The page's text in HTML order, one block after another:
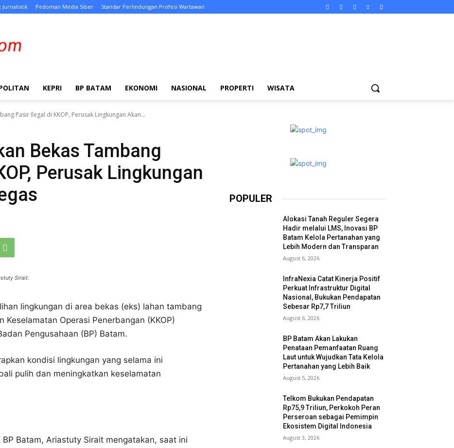
Jurnalistik Pedoman Media Siber Standar Perlindungan Profesi Wartawan
KEPRI BP BATAM EKONOMI NASIONAL PROPERTI WISATA
Pasir Ilegal di KKOP, Perusak Lingkungan Akan...
Bekas Tambang
Perusak Lingkungan
Sirait.
lingkungan di area bekas (eks) lahan tambang
Keselamatan Operasi Penerbangan (KKOP)
Pengusahaan (BP) Batam.
kondisi lingkungan yang selama ini
pulih dan meningkatkan keselamatan
Batam, Ariastuty Sirait mengatakan, saat ini
POPULER
Alokasi Tanah Reguler Segera
Hadir melalui LMS, Inovasi BP
Batam Kelola Pertanahan yang
Lebih Modern dan Transparan
August 6, 2026
InfraNexia Catat Kinerja Positif
Perkuat Infrastruktur Digital
Nasional, Bukukan Pendapatan
Sebesar Rp7,7 Triliun
August 6, 2026
BP Batam Akan Lakukan
Penataan Pemanfaatan Ruang
Laut untuk Wujudkan Tata Kelola
Pertanahan yang Lebih Baik
August 5, 2026
Telkom Bukukan Pendapatan
Rp75,9 Triliun, Perkokoh Peran
Perseroan sebagai Pemimpin
Ekosistem Digital Indonesia
August 3, 2026